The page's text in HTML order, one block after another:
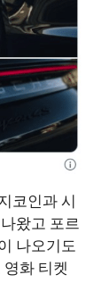
코인과 시
왔고 포르
나오기도
화 티켓